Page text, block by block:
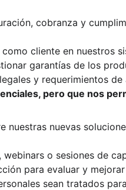
cobranza y
cliente en nuestros
garantías de los
y requerimientos
pero que nos
nuestras nuevas
o sesiones de
para evaluar y
sean tratados